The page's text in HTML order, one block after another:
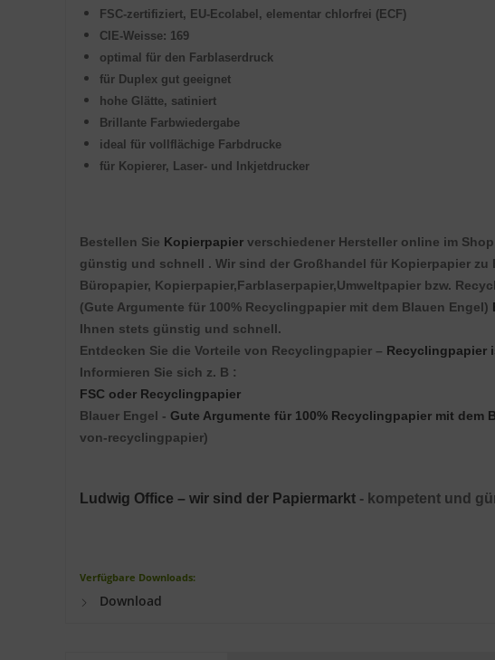
FSC-zertifiziert, EU-Ecolabel, elementar chlorfrei (ECF)
CIE-Weisse: 169
optimal für den Farblaserdruck
für Duplex gut geeignet
hohe Glätte, satiniert
Brillante Farbwiedergabe
ideal für vollflächige Farbdrucke
für Kopierer, Laser- und Inkjetdrucker
Bestellen Sie Kopierpapier verschiedener Hersteller online im
günstig und schnell . Wir sind der Großhandel für Kopierpapier zu
Büropapier, Kopierpapier,Farblaserpapier,Umweltpapier bzw.
(Gute Argumente für 100% Recyclingpapier mit dem Blauen Engel)
Ihnen stets günstig und schnell.
Entdecken Sie die Vorteile von Recyclingpapier – Recyclingpapier
Informieren Sie sich z. B :
FSC oder Recyclingpapier
Blauer Engel - Gute Argumente für 100% Recyclingpapier mit dem
von-recyclingpapier)
Ludwig Office – wir sind der Papiermarkt - kompetent und
Verfügbare Downloads:
Download